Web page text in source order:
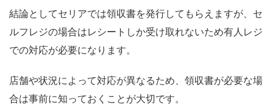
結論としてセリアでは領収書を発行してもらえますが、セ
ルフレジの場合はレシートしか受け取れないため有人レジ
での対応が必要になります。
店舗や状況によって対応が異なるため、領収書が必要な場
合は事前に知っておくことが大切です。